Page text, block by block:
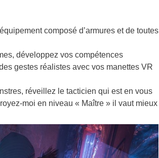
composé d’armures et de toutes
développez vos compétences
gestes réalistes avec vos manettes VR
réveillez le tacticien qui est en vous
moi en niveau « Maître » il vaut mieux